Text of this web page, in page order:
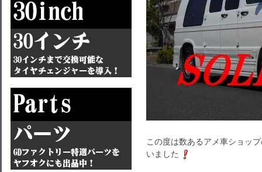
この度は数あるアメ車ショッ
いました